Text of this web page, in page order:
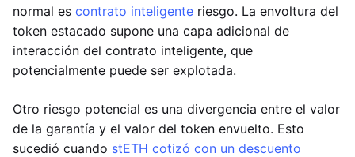
normal es contrato inteligente riesgo. La envoltura del
token estacado supone una capa adicional de
interacción del contrato inteligente, que
potencialmente puede ser explotada.
Otro riesgo potencial es una divergencia entre el valor
de la garantía y el valor del token envuelto. Esto
sucedió cuando stETH cotizó con un descuento